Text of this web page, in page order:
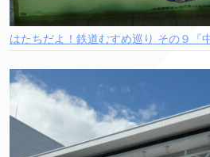
はたちだよ！鉄道むすめ巡り その９『